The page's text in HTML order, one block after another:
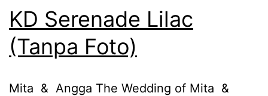
KD Serenade Lilac
(Tanpa Foto)
Mita & Angga The Wedding of Mita &